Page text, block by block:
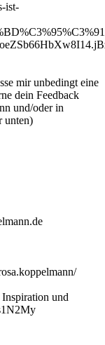
ist-
mir unbedingt eine
dein Feedback
und/oder in
unten)
und